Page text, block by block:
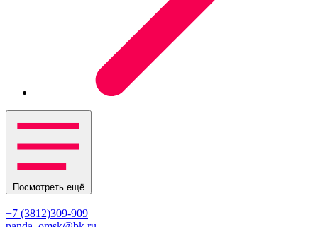
Посмотреть ещё
+7 (3812)309-909